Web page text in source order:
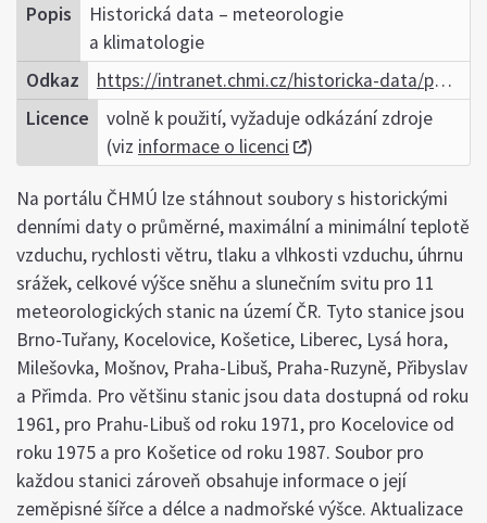
Popis
Historická data – meteorologie
a klimatologie
Odkaz
https://intranet.chmi.cz/historicka-data/pocasi/denni-data
Licence
volně k použití, vyžaduje odkázání zdroje
(viz informace o licenci )
Na portálu ČHMÚ lze stáhnout soubory s historickými
denními daty o průměrné, maximální a minimální teplotě
vzduchu, rychlosti větru, tlaku a vlhkosti vzduchu, úhrnu
srážek, celkové výšce sněhu a slunečním svitu pro 11
meteorologických stanic na území ČR. Tyto stanice jsou
Brno-Tuřany, Kocelovice, Košetice, Liberec, Lysá hora,
Milešovka, Mošnov, Praha-Libuš, Praha-Ruzyně, Přibyslav
a Přimda. Pro většinu stanic jsou data dostupná od roku
1961, pro Prahu-Libuš od roku 1971, pro Kocelovice od
roku 1975 a pro Košetice od roku 1987. Soubor pro
každou stanici zároveň obsahuje informace o její
zeměpisné šířce a délce a nadmořské výšce. Aktualizace